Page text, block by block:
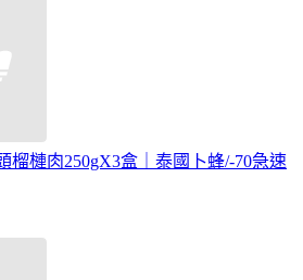
榴槤肉250gX3盒｜泰國卜蜂/-70急速